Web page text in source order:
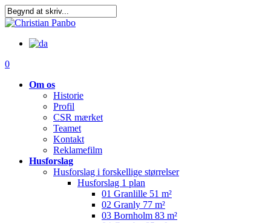
Skip
to
content
0
Om os
Historie
Profil
CSR mærket
Teamet
Kontakt
Reklamefilm
Husforslag
Husforslag i forskellige størrelser
Husforslag 1 plan
01 Granlille 51 m²
02 Granly 77 m²
03 Bornholm 83 m²